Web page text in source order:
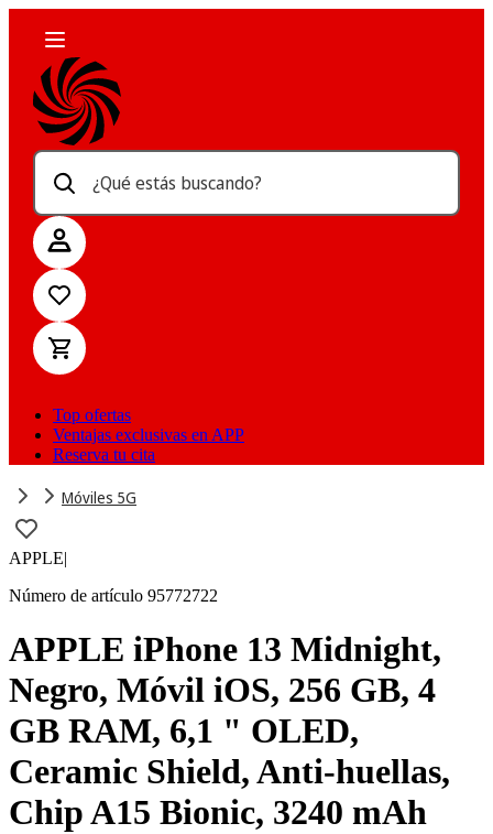
¿Qué estás buscando?
Top ofertas
Ventajas exclusivas en APP
Reserva tu cita
Móviles 5G
APPLE|
Número de artículo 95772722
APPLE iPhone 13 Midnight,
Negro, Móvil iOS, 256 GB, 4
GB RAM, 6,1 " OLED,
Ceramic Shield, Anti-huellas,
Chip A15 Bionic, 3240 mAh